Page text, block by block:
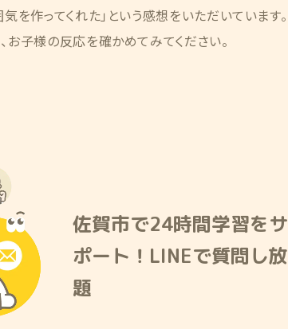
を作ってくれた」という感想をいただいています。
お子様の反応を確かめてみてください。
佐賀市で24時間学習をサ
ポート！LINEで質問し放
題